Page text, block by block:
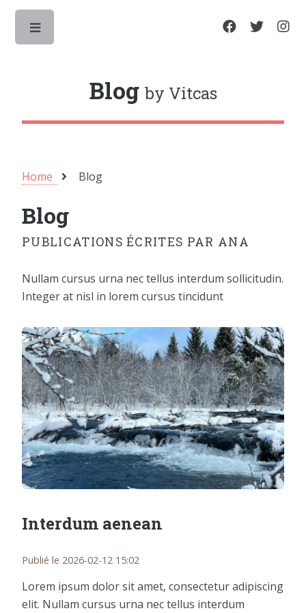
Blog by Vitcas
Home Blog
Blog
PUBLICATIONS ÉCRITES PAR ANA
Nullam cursus urna nec tellus interdum sollicitudin.
Integer at nisl in lorem cursus tincidunt
Interdum aenean
Publié le 2026-02-12 15:02
Lorem ipsum dolor sit amet, consectetur adipiscing
elit. Nullam cursus urna nec tellus interdum